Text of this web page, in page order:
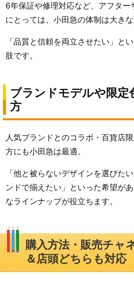
6年保証や修理対応など、アフタ
にとっては、小田急の体制は大きな
「品質と信頼を両立させたい」と
肢です。
ブランドモデルや限定
方
人気ブランドとのコラボ・百貨店
方にも小田急は最適。
「他と被らないデザインを選びた
ンドで揃えたい」といった希望が
なラインナップが役立ちます。
購入方法・販売チャ
＆店頭どちらも対応